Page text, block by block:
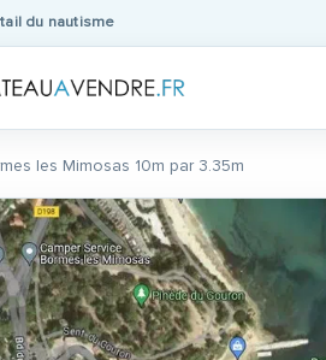
du nautisme
les Mimosas 10m par 3.35m